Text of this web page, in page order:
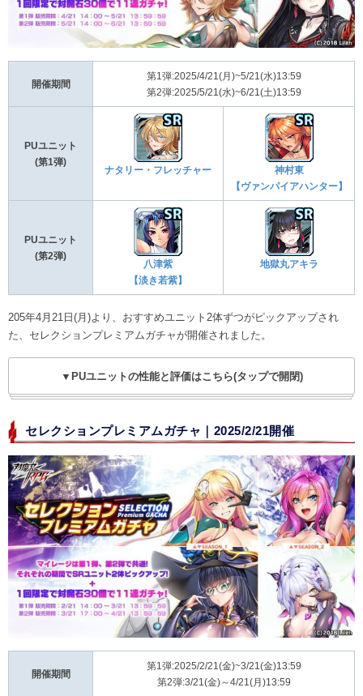
開催期間
第1弾:2025/4/21(月)~5/21(水)13:59
第2弾:2025/5/21(水)~6/21(土)13:59
PUユニット
(第1弾)
ナタリー・フレッチャー
神村東
【ヴァンパイアハンター】
PUユニット
(第2弾)
八津紫
【淡き若紫】
地獄丸アキラ
205年4月21日(月)より、おすすめユニット2体ずつがピックアップされ
た、セレクションプレミアムガチャが開催されました。
▼PUユニットの性能と評価はこちら(タップで開閉)
セレクションプレミアムガチャ｜2025/2/21開催
開催期間
第1弾:2025/2/21(金)~3/21(金)13:59
第2弾:3/21(金)～4/21(月)13:59